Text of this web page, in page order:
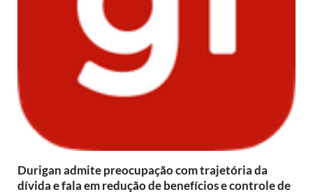
Durigan admite preocupação com trajetória da
dívida e fala em redução de benefícios e controle de